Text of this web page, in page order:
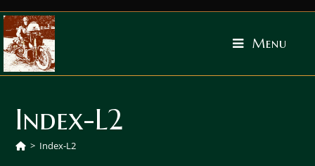
Menu
Index-L2
> Index-L2